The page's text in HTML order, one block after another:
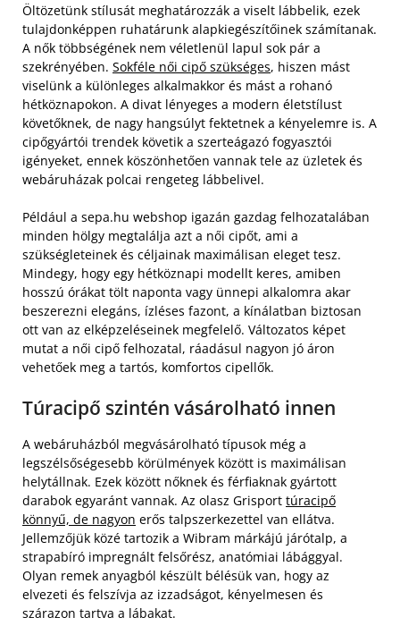
Öltözetünk stílusát meghatározzák a viselt lábbelik, ezek
tulajdonképpen ruhatárunk alapkiegészítőinek számítanak.
A nők többségének nem véletlenül lapul sok pár a
szekrényében. Sokféle női cipő szükséges, hiszen mást
viselünk a különleges alkalmakkor és mást a rohanó
hétköznapokon. A divat lényeges a modern életstílust
követőknek, de nagy hangsúlyt fektetnek a kényelemre is. A
cipőgyártói trendek követik a szerteágazó fogyasztói
igényeket, ennek köszönhetően vannak tele az üzletek és
webáruházak polcai rengeteg lábbelivel.
Például a sepa.hu webshop igazán gazdag felhozatalában
minden hölgy megtalálja azt a női cipőt, ami a
szükségleteinek és céljainak maximálisan eleget tesz.
Mindegy, hogy egy hétköznapi modellt keres, amiben
hosszú órákat tölt naponta vagy ünnepi alkalomra akar
beszerezni elegáns, ízléses fazont, a kínálatban biztosan
ott van az elképzeléseinek megfelelő. Változatos képet
mutat a női cipő felhozatal, ráadásul nagyon jó áron
vehetőek meg a tartós, komfortos cipellők.
Túracipő szintén vásárolható innen
A webáruházból megvásárolható típusok még a
legszélsőségesebb körülmények között is maximálisan
helytállnak. Ezek között nőknek és férfiaknak gyártott
darabok egyaránt vannak. Az olasz Grisport túracipő
könnyű, de nagyon erős talpszerkezettel van ellátva.
Jellemzőjük közé tartozik a Wibram márkájú járótalp, a
strapabíró impregnált felsőrész, anatómiai lábággyal.
Olyan remek anyagból készült bélésük van, hogy az
elvezeti és felszívja az izzadságot, kényelmesen és
szárazon tartva a lábakat.